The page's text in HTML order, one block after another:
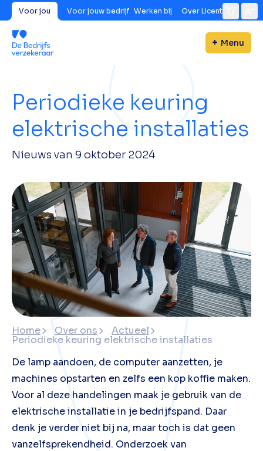
Voor jou Voor jouw bedrijf Werken bij Over Licent
Menu
Periodieke keuring
elektrische installaties
Nieuws van 9 oktober 2024
Home Over ons Actueel
Periodieke keuring elektrische installaties
De lamp aandoen, de computer aanzetten, je
machines opstarten en zelfs een kop koffie maken.
Voor al deze handelingen maak je gebruik van de
elektrische installatie in je bedrijfspand. Daar
denk je verder niet bij na, maar toch is dat geen
vanzelfsprekendheid. Onderzoek van